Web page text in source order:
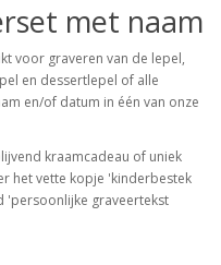
met naam
voor graveren van de lepel,
en dessertlepel of alle
en/of datum in één van onze
kraamcadeau of uniek
het vette kopje 'kinderbestek
'persoonlijke graveertekst